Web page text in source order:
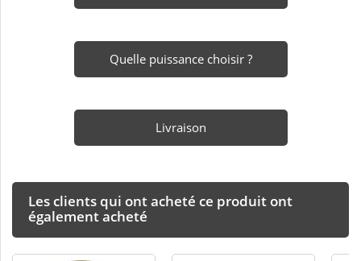
Quelle puissance choisir ?
Livraison
Les clients qui ont acheté ce produit ont
également acheté